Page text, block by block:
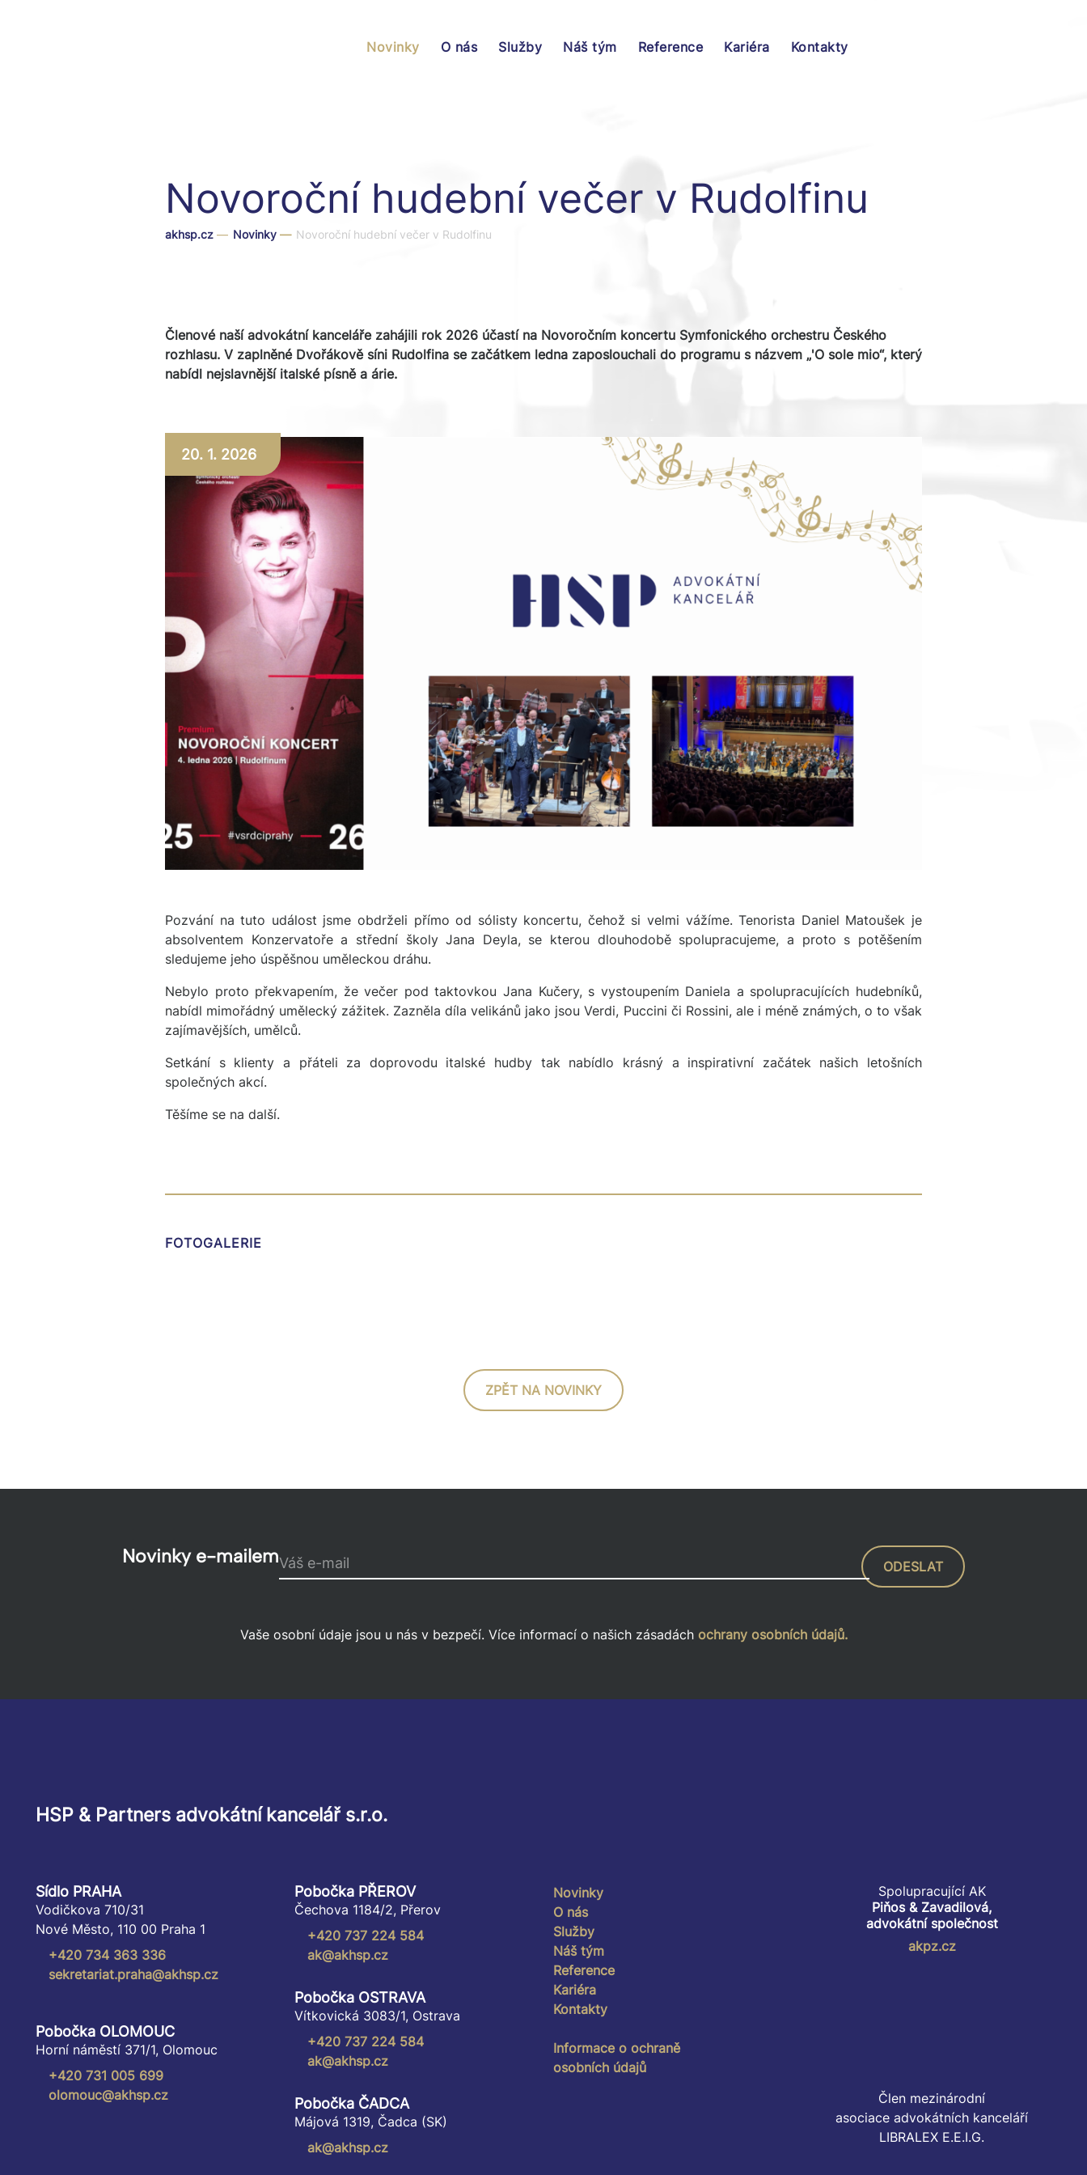
Novinky O nás Služby Náš tým Reference Kariéra Kontakty
Novoroční hudební večer v Rudolfinu
akhsp.cz — Novinky — Novoroční hudební večer v Rudolfinu
Členové naší advokátní kanceláře zahájili rok 2026 účastí na Novoročním koncertu Symfonického orchestru Českého
rozhlasu. V zaplněné Dvořákově síni Rudolfina se začátkem ledna zaposlouchali do programu s názvem „'O sole mio“, který
nabídl nejslavnější italské písně a árie.
20. 1. 2026
Pozvání na tuto událost jsme obdrželi přímo od sólisty koncertu, čehož si velmi vážíme. Tenorista Daniel Matoušek je
absolventem Konzervatoře a střední školy Jana Deyla, se kterou dlouhodobě spolupracujeme, a proto s potěšením
sledujeme jeho úspěšnou uměleckou dráhu.
Nebylo proto překvapením, že večer pod taktovkou Jana Kučery, s vystoupením Daniela a spolupracujících hudebníků,
nabídl mimořádný umělecký zážitek. Zazněla díla velikánů jako jsou Verdi, Puccini či Rossini, ale i méně známých, o to však
zajímavějších, umělců.
Setkání s klienty a přáteli za doprovodu italské hudby tak nabídlo krásný a inspirativní začátek našich letošních
společných akcí.
Těšíme se na další.
FOTOGALERIE
ZPĚT NA NOVINKY
Novinky e-mailemVáš e-mail ODESLAT
Vaše osobní údaje jsou u nás v bezpečí. Více informací o našich zásadách ochrany osobních údajů.
HSP & Partners advokátní kancelář s.r.o.
Sídlo PRAHA
Vodičkova 710/31
Nové Město, 110 00 Praha 1
+420 734 363 336
sekretariat.praha@akhsp.cz
Pobočka OLOMOUC
Horní náměstí 371/1, Olomouc
+420 731 005 699
olomouc@akhsp.cz
Pobočka PŘEROV
Čechova 1184/2, Přerov
+420 737 224 584
ak@akhsp.cz
Pobočka OSTRAVA
Vítkovická 3083/1, Ostrava
+420 737 224 584
ak@akhsp.cz
Pobočka ČADCA
Májová 1319, Čadca (SK)
ak@akhsp.cz
Novinky
O nás
Služby
Náš tým
Reference
Kariéra
Kontakty
Informace o ochraně
osobních údajů
Spolupracující AK
Piňos & Zavadilová,
advokátní společnost
akpz.cz
Člen mezinárodní
asociace advokátních kanceláří
LIBRALEX E.E.I.G.